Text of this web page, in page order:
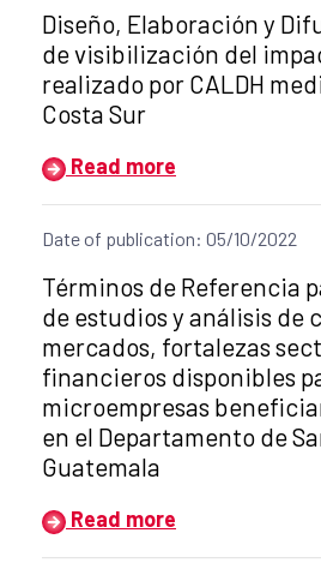
Title of the
Diseño, Elaboración y
de visibilización del
realizado por CALDH
Costa Sur
Read more
Date of publication: 05/10/2022
Title of the
Términos de Referencia
de estudios y análisis de
mercados, fortalezas
financieros disponibles
microempresas
en el Departamento de
Guatemala
Read more